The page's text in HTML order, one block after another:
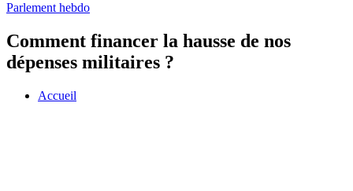
Parlement hebdo
Comment financer la hausse de nos
dépenses militaires ?
Accueil